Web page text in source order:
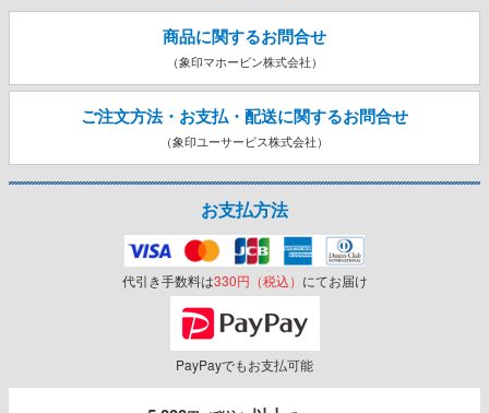
商品に関するお問合せ
（象印マホービン株式会社）
ご注文方法・お支払・配送に関するお問合せ
（象印ユーサービス株式会社）
お支払方法
代引き手数料は330円（税込） にてお届け
PayPayでもお支払可能